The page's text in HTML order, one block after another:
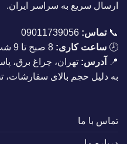
ارسال سریع به سراسر ایران.
📞تماس: 09011739056
🕗 ساعت کاری:
📍
آدرس: تهران، چراغ برق،
به دلیل حجم بالای سفارشات،
تماس با ما